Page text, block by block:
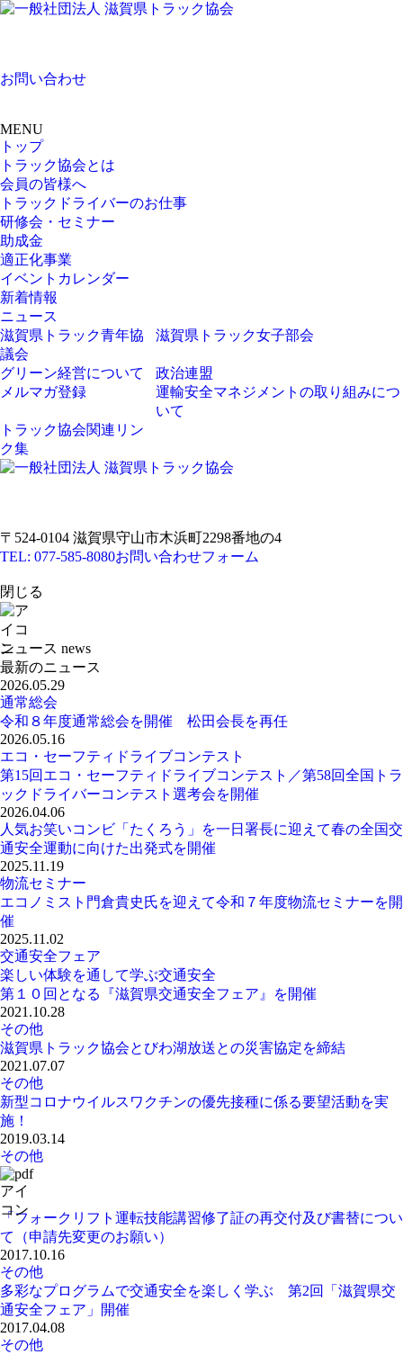
お問い合わせ
MENU
トップ
トラック協会とは
会員の皆様へ
トラックドライバーのお仕事
研修会・セミナー
助成金
適正化事業
イベントカレンダー
新着情報
ニュース
滋賀県トラック青年協
議会
滋賀県トラック女子部会
グリーン経営について
政治連盟
メルマガ登録
運輸安全マネジメントの取り組みにつ
いて
トラック協会関連リン
ク集
〒524-0104 滋賀県守山市木浜町2298番地の4
TEL: 077-585-8080お問い合わせフォーム
閉じる
ニュース news
最新のニュース
2026.05.29
通常総会
令和８年度通常総会を開催 松田会長を再任
2026.05.16
エコ・セーフティドライブコンテスト
第15回エコ・セーフティドライブコンテスト／第58回全国トラ
ックドライバーコンテスト選考会を開催
2026.04.06
人気お笑いコンビ「たくろう」を一日署長に迎えて春の全国交
通安全運動に向けた出発式を開催
2025.11.19
物流セミナー
エコノミスト門倉貴史氏を迎えて令和７年度物流セミナーを開
催
2025.11.02
交通安全フェア
楽しい体験を通して学ぶ交通安全
第１０回となる『滋賀県交通安全フェア』を開催
2021.10.28
その他
滋賀県トラック協会とびわ湖放送との災害協定を締結
2021.07.07
その他
新型コロナウイルスワクチンの優先接種に係る要望活動を実
施！
2019.03.14
その他
「フォークリフト運転技能講習修了証の再交付及び書替につい
て（申請先変更のお願い）
2017.10.16
その他
多彩なプログラムで交通安全を楽しく学ぶ 第2回「滋賀県交
通安全フェア」開催
2017.04.08
その他